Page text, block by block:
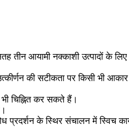
तीन आयामी नक्काशी उत्पादों के
की सटीकता पर किसी भी आकार
चिह्नित कर सकते हैं।
प्रदर्शन के स्थिर संचालन में स्विच